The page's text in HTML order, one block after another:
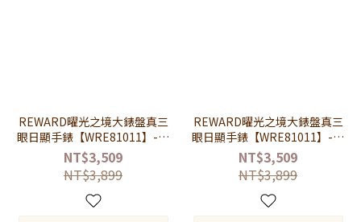
REWARD曜光之境大錶盤真三
眼日顯手錶【WRE81011】-藍
面藍帶
NT$3,509
NT$3,899
REWARD曜光之境大錶盤真三
眼日顯手錶【WRE81011】-綠
面綠帶
NT$3,509
NT$3,899